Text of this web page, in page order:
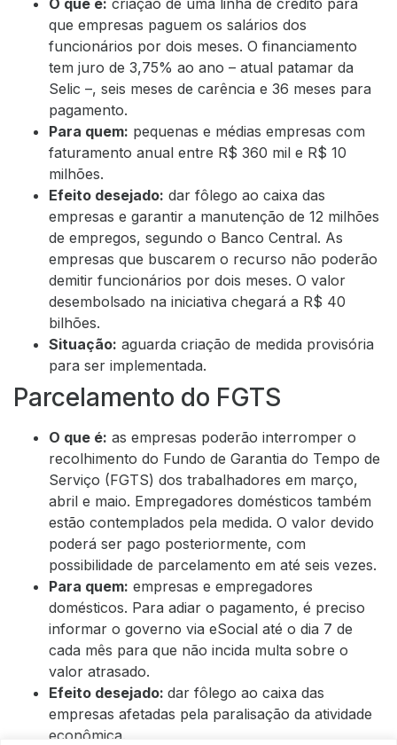
que empresas paguem os salários dos
funcionários por dois meses. O financiamento
tem juro de 3,75% ao ano – atual patamar da
Selic –, seis meses de carência e 36 meses para
pagamento.
Para quem: pequenas e médias empresas com
faturamento anual entre R$ 360 mil e R$ 10
milhões.
Efeito desejado: dar fôlego ao caixa das
empresas e garantir a manutenção de 12 milhões
de empregos, segundo o Banco Central. As
empresas que buscarem o recurso não poderão
demitir funcionários por dois meses. O valor
desembolsado na iniciativa chegará a R$ 40
bilhões.
Situação: aguarda criação de medida provisória
para ser implementada.
Parcelamento do FGTS
O que é: as empresas poderão interromper o
recolhimento do Fundo de Garantia do Tempo de
Serviço (FGTS) dos trabalhadores em março,
abril e maio. Empregadores domésticos também
estão contemplados pela medida. O valor devido
poderá ser pago posteriormente, com
possibilidade de parcelamento em até seis vezes.
Para quem: empresas e empregadores
domésticos. Para adiar o pagamento, é preciso
informar o governo via eSocial até o dia 7 de
cada mês para que não incida multa sobre o
valor atrasado.
Efeito desejado: dar fôlego ao caixa das
empresas afetadas pela paralisação da atividade
econômica.